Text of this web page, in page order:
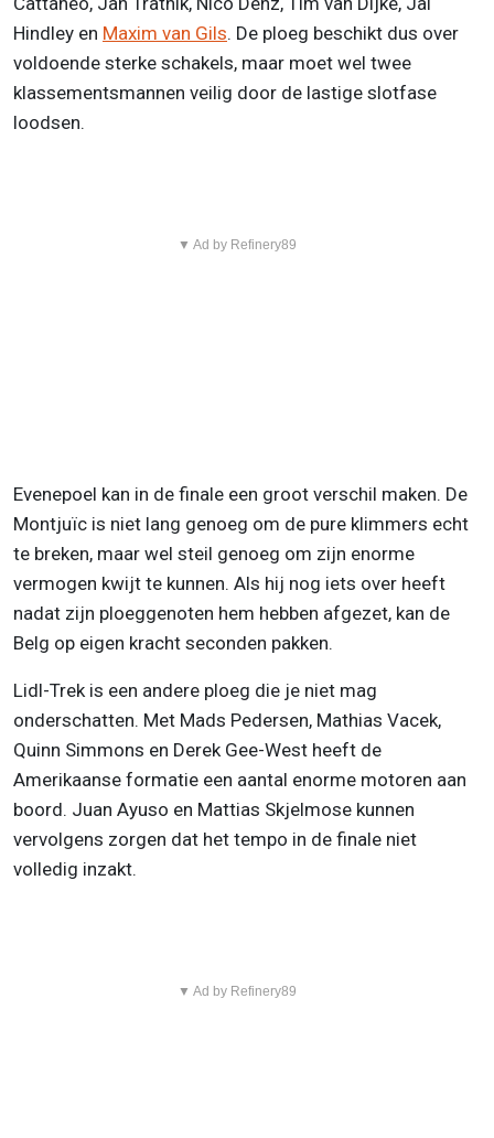
Hindley en Maxim van Gils. De ploeg beschikt dus over
voldoende sterke schakels, maar moet wel twee
klassementsmannen veilig door de lastige slotfase
loodsen.
▼ Ad by Refinery89
Evenepoel kan in de finale een groot verschil maken. De
Montjuïc is niet lang genoeg om de pure klimmers echt
te breken, maar wel steil genoeg om zijn enorme
vermogen kwijt te kunnen. Als hij nog iets over heeft
nadat zijn ploeggenoten hem hebben afgezet, kan de
Belg op eigen kracht seconden pakken.
Lidl-Trek is een andere ploeg die je niet mag
onderschatten. Met Mads Pedersen, Mathias Vacek,
Quinn Simmons en Derek Gee-West heeft de
Amerikaanse formatie een aantal enorme motoren aan
boord. Juan Ayuso en Mattias Skjelmose kunnen
vervolgens zorgen dat het tempo in de finale niet
volledig inzakt.
▼ Ad by Refinery89